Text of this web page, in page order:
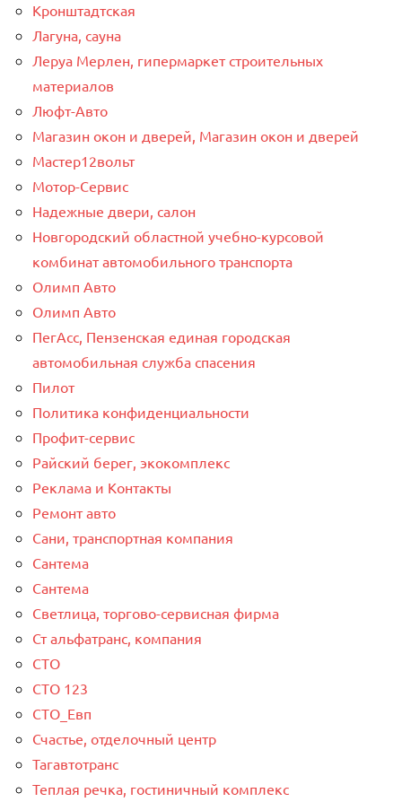
Кронштадтская
Лагуна, сауна
Леруа Мерлен, гипермаркет строительных
материалов
Люфт-Авто
Магазин окон и дверей, Магазин окон и дверей
Мастер12вольт
Мотор-Сервис
Надежные двери, салон
Новгородский областной учебно-курсовой
комбинат автомобильного транспорта
Олимп Авто
Олимп Авто
ПегАсс, Пензенская единая городская
автомобильная служба спасения
Пилот
Политика конфиденциальности
Профит-сервис
Райский берег, экокомплекс
Реклама и Контакты
Ремонт авто
Сани, транспортная компания
Сантема
Сантема
Светлица, торгово-сервисная фирма
Ст альфатранс, компания
СТО
СТО 123
СТО_Евп
Счастье, отделочный центр
Тагавтотранс
Теплая речка, гостиничный комплекс